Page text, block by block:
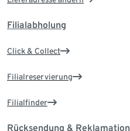
Filialabholung
Click & Collect
Filialreservierung
Filialfinder
Rücksendung & Reklamation